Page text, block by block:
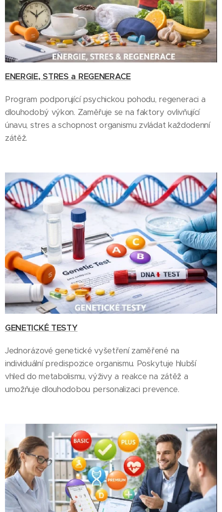
ENERGIE, STRES a REGENERACE
Program podporující psychickou pohodu, regeneraci a
dlouhodobý výkon. Zaměřuje se na faktory ovlivňující
únavu, stres a schopnost organismu zvládat každodenní
zátěž.
GENETICKÉ TESTY
Jednorázové genetické vyšetření zaměřené na
individuální predispozice organismu. Poskytuje hlubší
vhled do metabolismu, výživy a reakce na zátěž a
umožňuje dlouhodobou personalizaci prevence.